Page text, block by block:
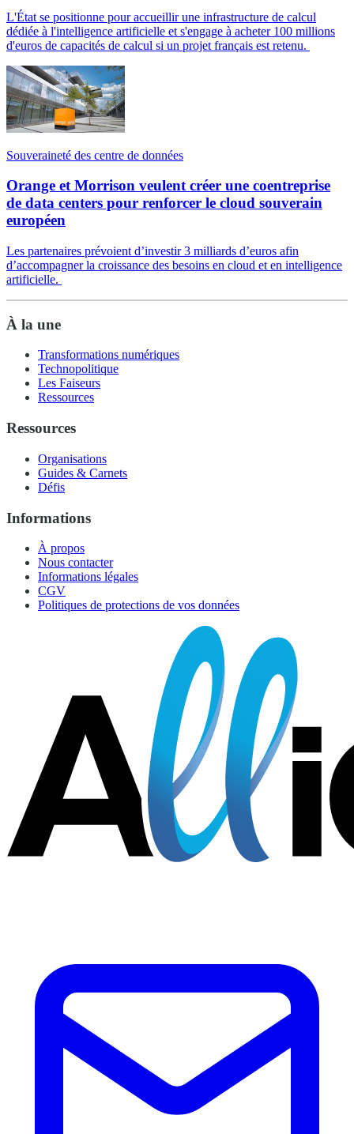
L'État se positionne pour accueillir une infrastructure de calcul
dédiée à l'intelligence artificielle et s'engage à acheter 100 millions
d'euros de capacités de calcul si un projet français est retenu.
Souveraineté des centre de données
Orange et Morrison veulent créer une coentreprise
de data centers pour renforcer le cloud souverain
européen
Les partenaires prévoient d’investir 3 milliards d’euros afin
d’accompagner la croissance des besoins en cloud et en intelligence
artificielle.
À la une
Transformations numériques
Technopolitique
Les Faiseurs
Ressources
Ressources
Organisations
Guides & Carnets
Défis
Informations
À propos
Nous contacter
Informations légales
CGV
Politiques de protections de vos données